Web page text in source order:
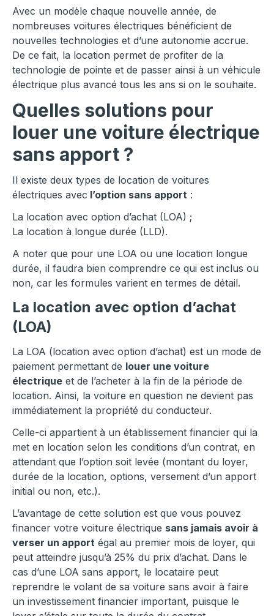
Avec un modèle chaque nouvelle année, de
nombreuses voitures électriques bénéficient de
nouvelles technologies et d’une autonomie accrue.
De ce fait, la location permet de profiter de la
technologie de pointe et de passer ainsi à un véhicule
électrique plus avancé tous les ans si on le souhaite.
Quelles solutions pour
louer une voiture électrique
sans apport ?
Il existe deux types de location de voitures
électriques avec l’option sans apport :
La location avec option d’achat (LOA) ;
La location à longue durée (LLD).
A noter que pour une LOA ou une location longue
durée, il faudra bien comprendre ce qui est inclus ou
non, car les formules varient en termes de détail.
La location avec option d’achat
(LOA)
La LOA (location avec option d’achat) est un mode de
paiement permettant de louer une voiture
électrique et de l’acheter à la fin de la période de
location. Ainsi, la voiture en question ne devient pas
immédiatement la propriété du conducteur.
Celle-ci appartient à un établissement financier qui la
met en location selon les conditions d’un contrat, en
attendant que l’option soit levée (montant du loyer,
durée de la location, options, versement d’un apport
initial ou non, etc.).
L’avantage de cette solution est que vous pouvez
financer votre voiture électrique sans jamais avoir à
verser un apport égal au premier mois de loyer, qui
peut atteindre jusqu’à 25% du prix d’achat. Dans le
cas d’une LOA sans apport, le locataire peut
reprendre le volant de sa voiture sans avoir à faire
un investissement financier important, puisque le